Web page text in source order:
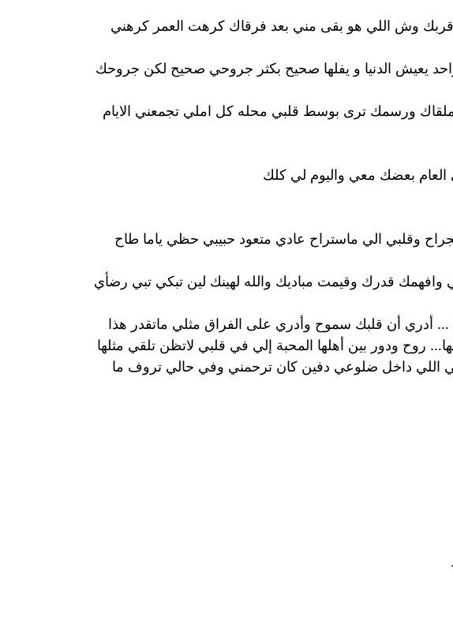
قربك وش اللي هو بقى مني بعد فرقاك كرهت العمر كرهني
يعيش الدنيا و يفلها صحيح بكثر جروحي صحيح لكن جروحك
ورسمك ترى بوسط قلبي محله كل املي تجمعني الايام
العام بعضك معي واليوم لي كلك
وقلبي الي ماستراح عادي متعود حبيبي حظي ياما طاح
قدرك وقيمت مباديك والله لهينك لين تبكي تبي رضأي
أدري أن قلبك سموح وأدري على الفراق مثلي ماتقدر هذا
روح ودور بين أهلها المحبة إلي في قلبي لاتظن تلقي مثلها
اللي داخل ضلوعي دفين كان ترحمني وفي حالي تروف ما